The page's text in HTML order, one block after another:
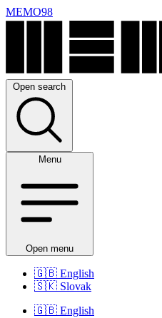
MEMO98
Open search
Menu
Open menu
🇬🇧 English
🇸🇰 Slovak
🇬🇧 English